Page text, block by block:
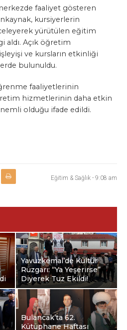
faaliyet gösteren
kursiyerlerin
yürütülen eğitim
aldı. Açık öğretim
ve kursların etkinliği
bulunuldu.
faaliyetlerinin
hizmetlerinin daha etkin
olduğu ifade edildi.
Eğitim & Sağlık - 9:08 am
Yavuzkemal’de Kültür
Rüzgarı: “Ya Yeşerirse”
Diyerek Tuz Ekildi!
Bulancak’ta 62.
Kütüphane Haftası